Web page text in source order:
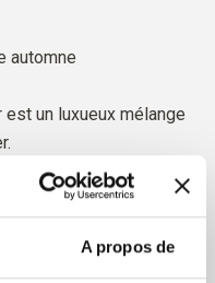
A propos de
automne
un luxueux mélange
élevées en Afrique
ce qui signifie que